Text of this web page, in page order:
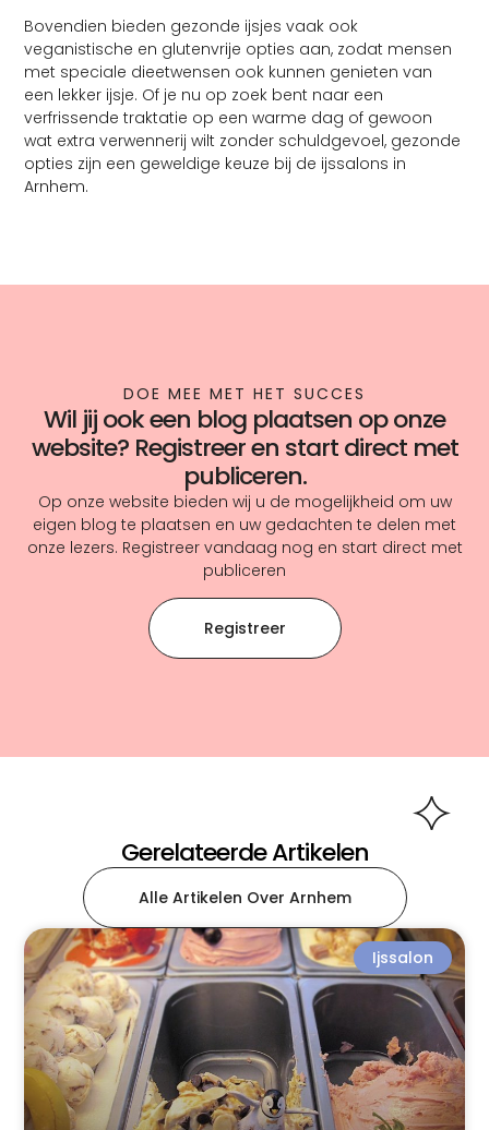
Bovendien bieden gezonde ijsjes vaak ook
veganistische en glutenvrije opties aan, zodat mensen
met speciale dieetwensen ook kunnen genieten van
een lekker ijsje. Of je nu op zoek bent naar een
verfrissende traktatie op een warme dag of gewoon
wat extra verwennerij wilt zonder schuldgevoel, gezonde
opties zijn een geweldige keuze bij de ijssalons in
Arnhem.
DOE MEE MET HET SUCCES
Wil jij ook een blog plaatsen op onze
website? Registreer en start direct met
publiceren.
Op onze website bieden wij u de mogelijkheid om uw
eigen blog te plaatsen en uw gedachten te delen met
onze lezers. Registreer vandaag nog en start direct met
publiceren
Registreer
Gerelateerde Artikelen
Alle Artikelen Over Arnhem
Ijssalon